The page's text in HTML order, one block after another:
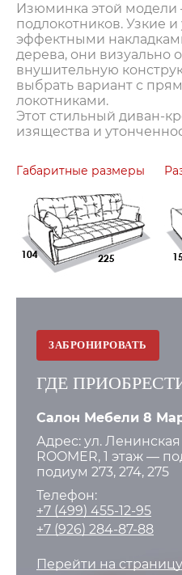
Изюминка этой
подлокотников. Узкие
эффектными
дерева, они визуально
внушительную
выбрать вариант с
локотниками.
Этот стильный диван-
изящества и
Габаритные размеры
ЗАБРОНИРОВАТЬ
ГДЕ
Салон Мебели 8
Адрес: ул.
ROOMER, 1 этаж —
подиум 273, 274, 275
Телефон:
+7 (499) 455-12-95
+7 (926) 284-87-88
Перейти на